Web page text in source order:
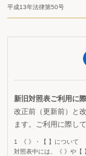
平成13年法律第50号
新旧対照表ご利用に
改正前（更新前）と
ます。ご利用に際し
《 》・【 】について
対照表中には、《 》や【